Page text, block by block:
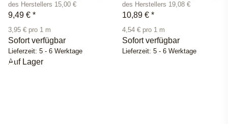
des Herstellers 15,00 €
9,49 € *
3,95 € pro 1 m
Sofort verfügbar
Lieferzeit: 5 - 6 Werktage
des Herstellers 19,08 €
10,89 € *
4,54 € pro 1 m
Sofort verfügbar
Lieferzeit: 5 - 6 Werktage
Auf Lager